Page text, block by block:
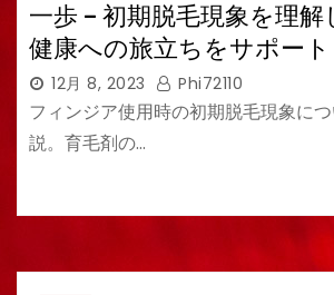
一歩 – 初期脱毛現象を理解
健康への旅立ちをサポート
12月 8, 2023 Phi72110
フィンジア使用時の初期脱毛現象に
説。育毛剤の…